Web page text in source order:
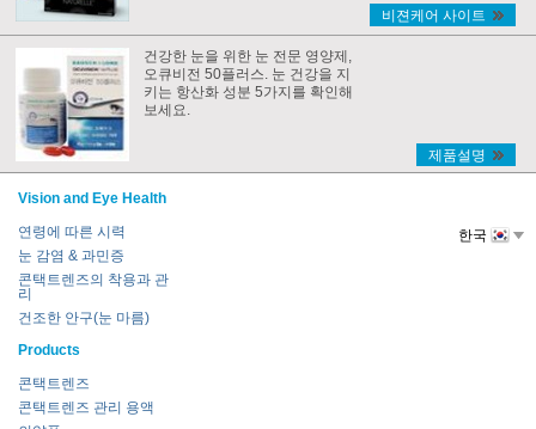
비젼케어 사이트
건강한 눈을 위한 눈 전문 영양제,
오큐비전 50플러스. 눈 건강을 지
키는 항산화 성분 5가지를 확인해
보세요.
제품설명
Vision and Eye Health
연령에 따른 시력
눈 감염 & 과민증
콘택트렌즈의 착용과 관
리
건조한 안구(눈 마름)
Products
콘택트렌즈
콘택트렌즈 관리 용액
한국